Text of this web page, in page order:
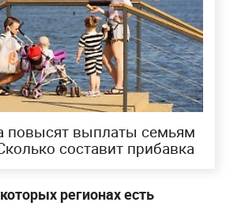
повысят выплаты семьям
составит прибавка
регионах есть